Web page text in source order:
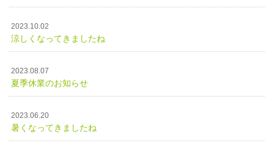
2023.10.02
涼しくなってきましたね
2023.08.07
夏季休業のお知らせ
2023.06.20
暑くなってきましたね